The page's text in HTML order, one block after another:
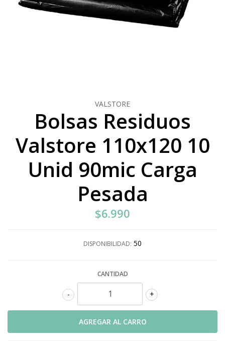
VALSTORE
Bolsas Residuos
Valstore 110x120 10
Unid 90mic Carga
Pesada
$6.990
DISPONIBILIDAD: 50
CANTIDAD
+
-